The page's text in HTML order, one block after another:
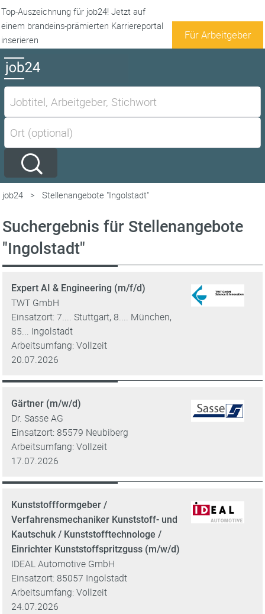
Top-Auszeichnung für job24! Jetzt auf
einem brandeins-prämierten Karriereportal
inserieren
Für Arbeitgeber
job24 >Stellenangebote "Ingolstadt"
Suchergebnis für Stellenangebote
"Ingolstadt"
Expert AI & Engineering (m/f/d)
TWT GmbH
Einsatzort: 7.... Stuttgart, 8.... München,
85... Ingolstadt
Arbeitsumfang: Vollzeit
20.07.2026
Gärtner (m/w/d)
Dr. Sasse AG
Einsatzort: 85579 Neubiberg
Arbeitsumfang: Vollzeit
17.07.2026
Kunststoffformgeber /
Verfahrensmechaniker Kunststoff- und
Kautschuk / Kunststofftechnologe /
Einrichter Kunststoffspritzguss (m/w/d)
IDEAL Automotive GmbH
Einsatzort: 85057 Ingolstadt
Arbeitsumfang: Vollzeit
24.07.2026